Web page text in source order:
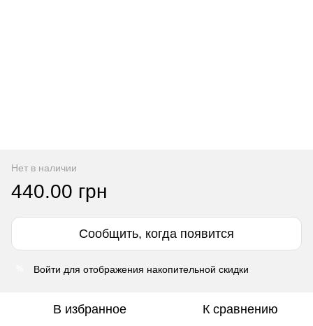
Нет в наличии
440.00 грн
Сообщить, когда появится
Войти для отображения накопительной скидки
В избранное К сравнению